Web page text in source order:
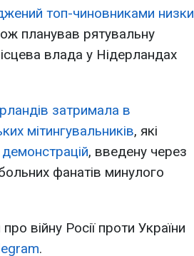
топ-чиновниками низки
планував рятувальну
влада у Нідерландах
затримала в
мітингувальників, які
, введену через
фанатів минулого
війну Росії проти України
.